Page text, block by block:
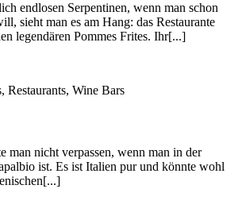
endlosen Serpentinen, wenn man schon
sieht man es am Hang: das Restaurante
legendären Pommes Frites. Ihr[...]
Restaurants, Wine Bars
man nicht verpassen, wenn man in der
ist. Es ist Italien pur und könnte wohl